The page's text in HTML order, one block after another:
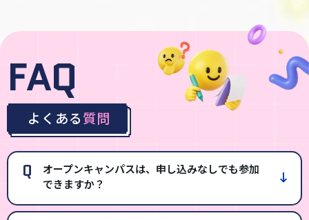
FAQ
よくある質問
Q
オープンキャンパスは、申し込みなしでも参加
できますか？